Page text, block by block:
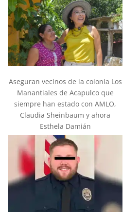
Aseguran vecinos de la colonia Los
Manantiales de Acapulco que
siempre han estado con AMLO,
Claudia Sheinbaum y ahora
Esthela Damián